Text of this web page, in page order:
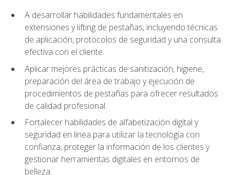
A desarrollar habilidades fundamentales en
extensiones y lifting de pestañas, incluyendo técnicas
de aplicación, protocolos de seguridad y una consulta
efectiva con el cliente.
Aplicar mejores prácticas de sanitización, higiene,
preparación del área de trabajo y ejecución de
procedimientos de pestañas para ofrecer resultados
de calidad profesional.
Fortalecer habilidades de alfabetización digital y
seguridad en línea para utilizar la tecnología con
confianza, proteger la información de los clientes y
gestionar herramientas digitales en entornos de
belleza.